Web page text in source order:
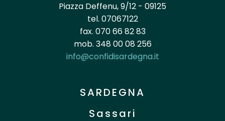
Piazza Deffenu, 9/12 - 09125
tel. 07067122
fax. 070 66 82 83
mob. 348 00 08 256
info@confidisardegna.it
SARDEGNA
Sassari